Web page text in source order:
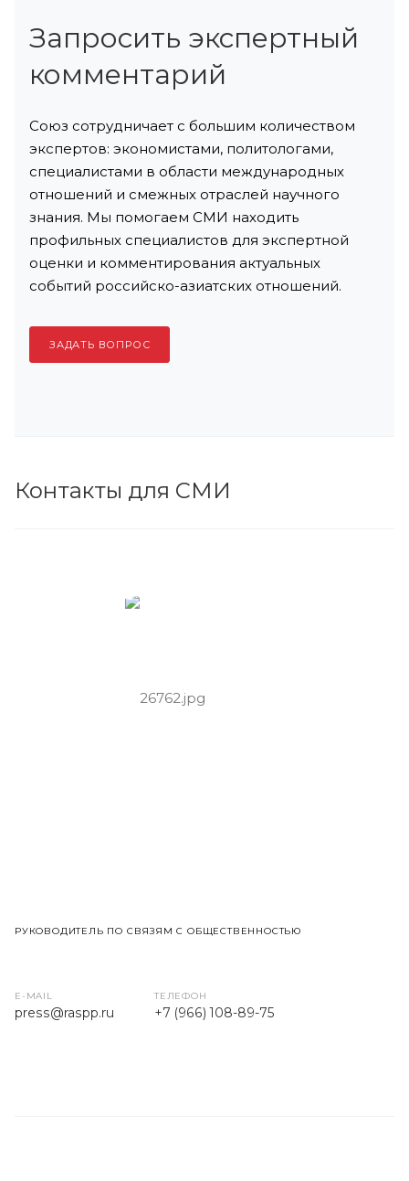
Запросить экспертный
комментарий
Союз сотрудничает с большим количеством
экспертов: экономистами, политологами,
специалистами в области международных
отношений и смежных отраслей научного
знания. Мы помогаем СМИ находить
профильных специалистов для экспертной
оценки и комментирования актуальных
событий российско-азиатских отношений.
ЗАДАТЬ ВОПРОС
Контакты для СМИ
РУКОВОДИТЕЛЬ ПО СВЯЗЯМ С ОБЩЕСТВЕННОСТЬЮ
E-MAIL
press@raspp.ru
ТЕЛЕФОН
+7 (966) 108-89-75